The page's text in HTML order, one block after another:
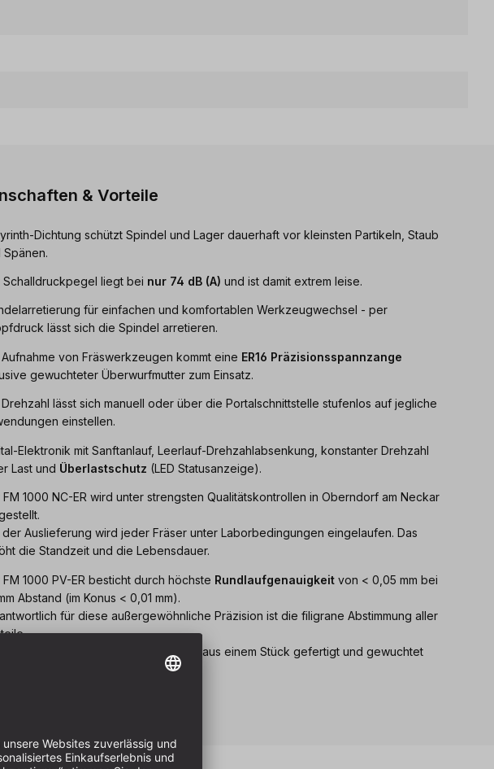
& Vorteile
Dichtung schützt Spindel und Lager dauerhaft vor kleinsten Partikeln, Staub
Spänen.
Schalldruckpegel liegt bei nur 74 dB (A) und ist damit extrem leise.
für einfachen und komfortablen Werkzeugwechsel - per
lässt sich die Spindel arretieren.
Aufnahme von Fräswerkzeugen kommt eine ER16 Präzisionsspannzange
gewuchteter Überwurfmutter zum Einsatz.
lässt sich manuell oder über die Portalschnittstelle stufenlos auf jegliche
einstellen.
Elektronik mit Sanftanlauf, Leerlauf-Drehzahlabsenkung, konstanter Drehzahl
Last und Überlastschutz (LED Statusanzeige).
FM 1000 NC-ER wird unter strengsten Qualitätskontrollen in Oberndorf am Neckar
der Auslieferung wird jeder Fräser unter Laborbedingungen eingelaufen. Das
die Standzeit und die Lebensdauer.
FM 1000 PV-ER besticht durch höchste Rundlaufgenauigkeit von < 0,05 mm bei
Abstand (im Konus < 0,01 mm).
für diese außergewöhnliche Präzision ist die filigrane Abstimmung aller
die Tatsache das Anker und Spindel aus einem Stück gefertigt und gewuchtet